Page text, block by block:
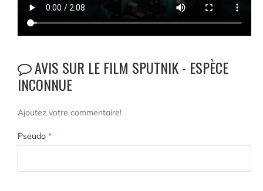
AVIS SUR LE FILM SPUTNIK - ESPÈCE
INCONNUE
Ajoutez votre commentaire!
Pseudo *